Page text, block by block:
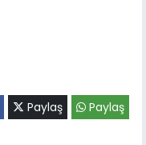
Paylaş Paylaş